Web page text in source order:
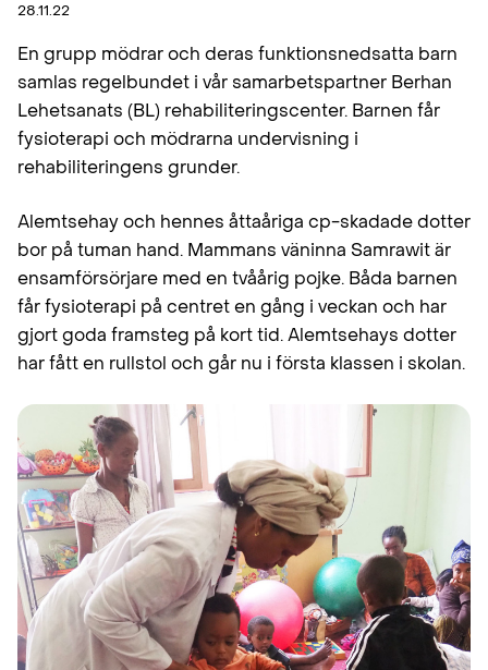
28.11.22
En grupp mödrar och deras funktionsnedsatta barn
samlas regelbundet i vår samarbetspartner Berhan
Lehetsanats (BL) rehabiliteringscenter. Barnen får
fysioterapi och mödrarna undervisning i
rehabiliteringens grunder.
Alemtsehay och hennes åttaåriga cp-skadade dotter
bor på tuman hand. Mammans väninna Samrawit är
ensamförsörjare med en tvåårig pojke. Båda barnen
får fysioterapi på centret en gång i veckan och har
gjort goda framsteg på kort tid. Alemtsehays dotter
har fått en rullstol och går nu i första klassen i skolan.